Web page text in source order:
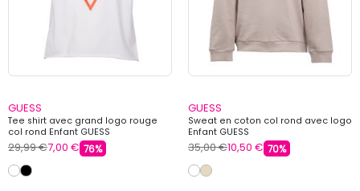
GUESS
Tee shirt avec grand logo rouge
col rond Enfant GUESS
29,99 €7,00 € 76%
GUESS
Sweat en coton col rond avec logo
Enfant GUESS
35,00 €10,50 € 70%